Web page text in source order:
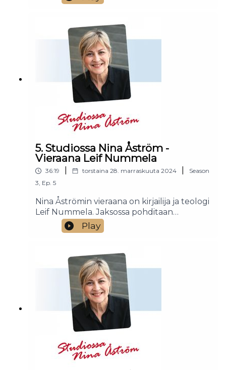
rakkaus vain tunne vai jotakin paljon
rakkaussuhteen Jumala tarjoaa meille?
5. Studiossa Nina Åström -
Vieraana Leif Nummela
36:19 torstaina 28. marraskuuta 2024
Season
3, Ep. 5
Nina Åströmin vieraana on kirjailija ja teologi
Leif Nummela. Jaksossa pohditaan
epäilyksen ja epäuskon luonnetta: Mitä on
epäilys, ja saako uskova epäillä? Entä mitä
Nummela antavat jaksossaparhaat
neuvonsa epäilyksien keskelle
Play